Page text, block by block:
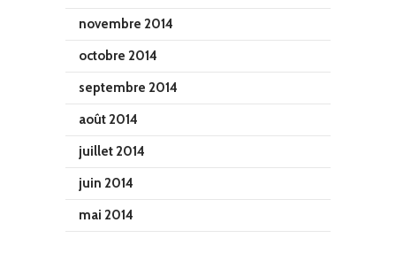
novembre 2014
octobre 2014
septembre 2014
août 2014
juillet 2014
juin 2014
mai 2014